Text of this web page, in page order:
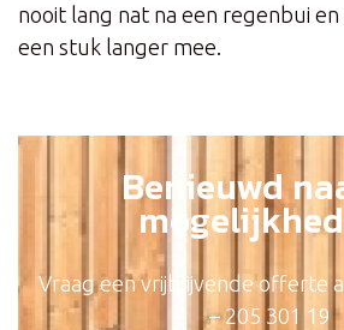
nooit lang nat na een regenbui
een stuk langer mee.
Benieuwd
Vraag een vrijblijvende offerte
– 205 301 19